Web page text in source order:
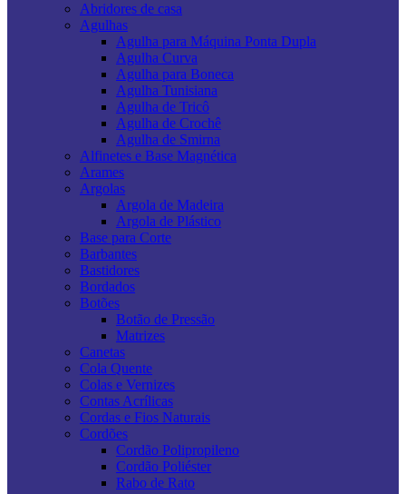
Abridores de casa
Agulhas
Agulha para Máquina Ponta Dupla
Agulha Curva
Agulha para Boneca
Agulha Tunisiana
Agulha de Tricô
Agulha de Crochê
Agulha de Smirna
Alfinetes e Base Magnética
Arames
Argolas
Argola de Madeira
Argola de Plástico
Base para Corte
Barbantes
Bastidores
Bordados
Botões
Botão de Pressão
Matrizes
Canetas
Cola Quente
Colas e Vernizes
Contas Acrílicas
Cordas e Fios Naturais
Cordões
Cordão Polipropileno
Cordão Poliéster
Rabo de Rato